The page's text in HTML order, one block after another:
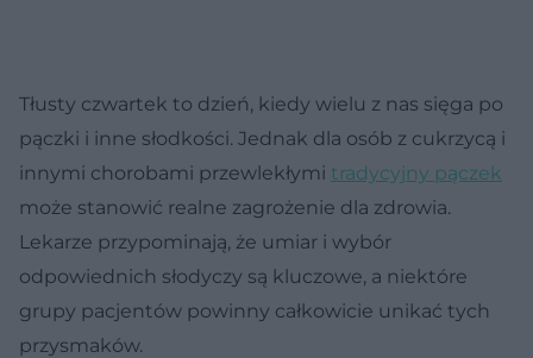
Tłusty czwartek to dzień, kiedy wielu z nas sięga po
pączki i inne słodkości. Jednak dla osób z cukrzycą i
innymi chorobami przewlekłymi tradycyjny pączek
może stanowić realne zagrożenie dla zdrowia.
Lekarze przypominają, że umiar i wybór
odpowiednich słodyczy są kluczowe, a niektóre
grupy pacjentów powinny całkowicie unikać tych
przysmaków.